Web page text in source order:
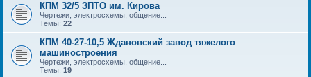
КПМ 32/5 ЗПТО им. Кирова
Чертежи, электросхемы, общение...
Темы: 22
КПМ 40-27-10,5 Ждановский завод тяжелого
машиностроения
Чертежи, электросхемы, общение...
Темы: 19